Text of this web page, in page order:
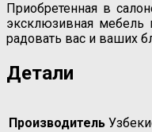
Приобретенная в
эксклюзивная мебель
радовать вас и ваших
Детали
Производитель